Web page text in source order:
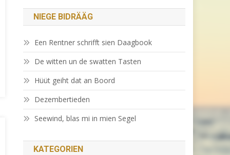
NIEGE BIDRÄÄG
Een Rentner schrifft sien Daagbook
De witten un de swatten Tasten
Hüüt geiht dat an Boord
Dezembertieden
Seewind, blas mi in mien Segel
KATEGORIEN